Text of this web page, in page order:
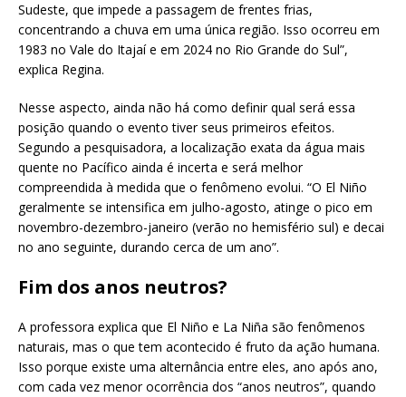
Sudeste, que impede a passagem de frentes frias,
concentrando a chuva em uma única região. Isso ocorreu em
1983 no Vale do Itajaí e em 2024 no Rio Grande do Sul”,
explica Regina.
Nesse aspecto, ainda não há como definir qual será essa
posição quando o evento tiver seus primeiros efeitos.
Segundo a pesquisadora, a localização exata da água mais
quente no Pacífico ainda é incerta e será melhor
compreendida à medida que o fenômeno evolui. “O El Niño
geralmente se intensifica em julho-agosto, atinge o pico em
novembro-dezembro-janeiro (verão no hemisfério sul) e decai
no ano seguinte, durando cerca de um ano”.
Fim dos anos neutros?
A professora explica que El Niño e La Niña são fenômenos
naturais, mas o que tem acontecido é fruto da ação humana.
Isso porque existe uma alternância entre eles, ano após ano,
com cada vez menor ocorrência dos “anos neutros”, quando